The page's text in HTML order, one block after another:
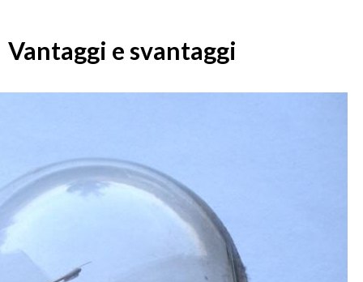
Vantaggi e svantaggi